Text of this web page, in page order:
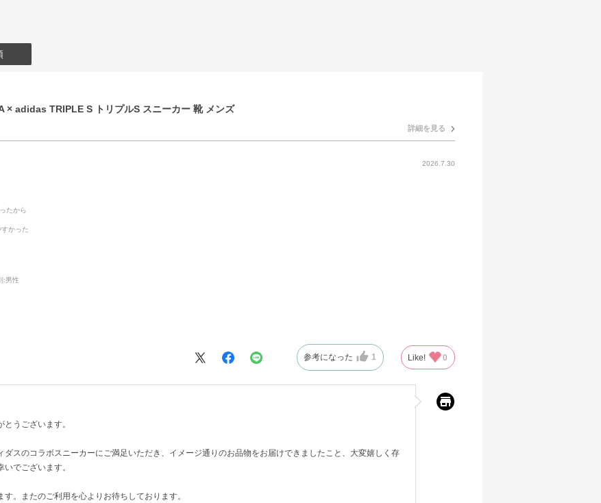
× adidas TRIPLE S トリプルS スニーカー 靴 メンズ
詳細を見る
2026.7.30
たから
かった
:男性
参考になった 1 Like! 0
うございます。
スのコラボスニーカーにご満足いただき、イメージ通りのお品物をお届けできましたこと、大変嬉しく存
でございます。
。またのご利用を心よりお待ちしております。